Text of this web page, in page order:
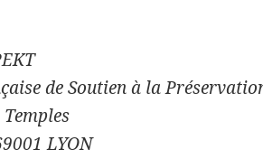
de Soutien à la
LYON